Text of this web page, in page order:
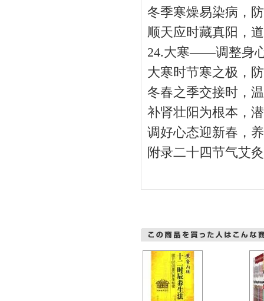
冬季寒燥易染病，
顺天应时藏真阳，
24.大寒——调整身
大寒时节寒之极，
冬春之季交接时，
补肾壮阳为根本，
调好心态迎新春，
附录二十四节气艾